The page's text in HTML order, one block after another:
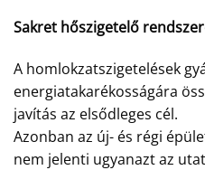
Sakret hőszigetelő
A homlokzatszigetelések
energiatakarékosságára
javítás az elsődleges cél.
Azonban az új- és régi
nem jelenti ugyanazt az